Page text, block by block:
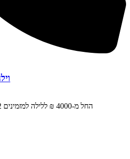
החל מ-‏4000 ₪ ללילה למזמינים 2 לילות בסופ"ש הקרוב